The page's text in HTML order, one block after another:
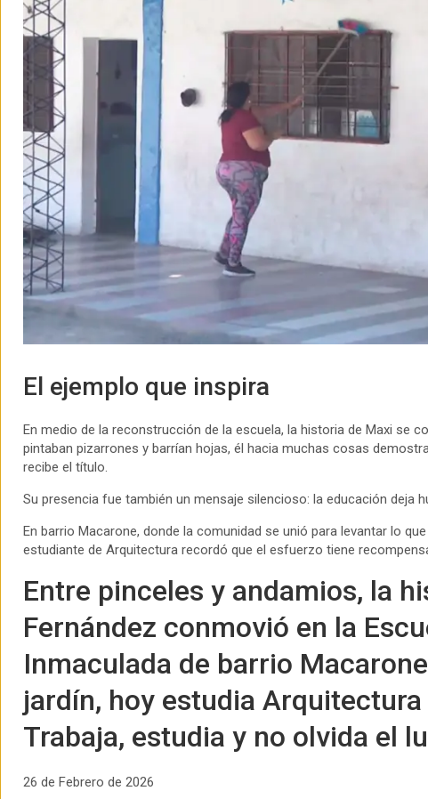
El ejemplo que inspira
En medio de la reconstrucción de la escuela, la historia de Maxi se
pintaban pizarrones y barrían hojas, él hacia muchas cosas
recibe el título.
Su presencia fue también un mensaje silencioso: la educación deja
En barrio Macarone, donde la comunidad se unió para levantar lo
estudiante de Arquitectura recordó que el esfuerzo tiene
Entre pinceles y andamios, la
Fernández conmovió en la
Inmaculada de barrio
jardín, hoy estudia
Trabaja, estudia y no olvida el
26 de Febrero de 2026